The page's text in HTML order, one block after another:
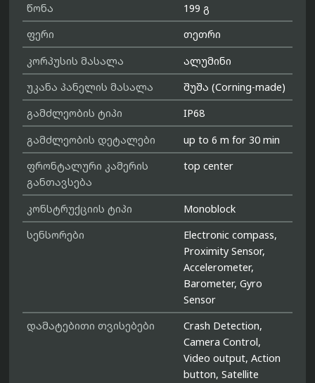
წონა
199 გ
ფერი
თეთრი
კორპუსის მასალა
ალუმინი
უკანა პანელის მასალა
შუშა (Corning-made)
გამძლეობის ტიპი
IP68
გამძლეობის დეტალები
up to 6 m for 30 min
ფრონტალური კამერის
განთავსება
top center
კონსტრუქციის ტიპი
Monoblock
სენსორები
Electronic compass,
Proximity Sensor,
Accelerometer,
Barometer, Gyro
Sensor
დამატებითი თვისებები
Crash Detection,
Camera Control,
Video output, Action
button, Satellite